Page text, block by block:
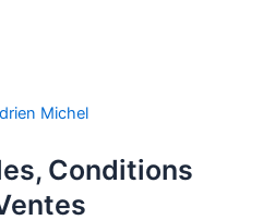
Michel
Conditions